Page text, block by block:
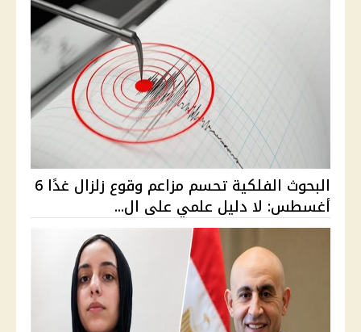
البحوث الفلكية تحسم مزاعم وقوع زلزال غدًا 6
أغسطس: لا دليل علمي على ال...